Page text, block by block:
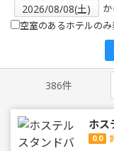
空室のあるホテルの
386件
ホス
0.0